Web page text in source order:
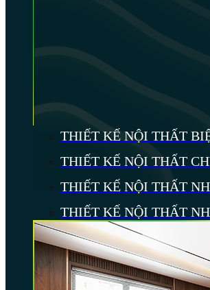
THIẾT KẾ NỘI THẤT
THIẾT KẾ NỘI THẤT
THIẾT KẾ NỘI THẤT
THIẾT KẾ NỘI THẤT